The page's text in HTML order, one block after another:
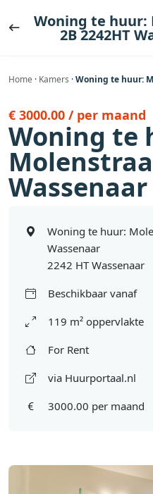
naar
Woning te
2B 2242HT
Home · Kamers ·Woning te huur:
€ 3000.00 / per maand
Woning te
Woning te huur:
Wassenaar
2242 HT Wassenaar
Beschikbaar vanaf
119 m² oppervlakte
For Rent
via Huurportaal.nl
3000.00 per maand